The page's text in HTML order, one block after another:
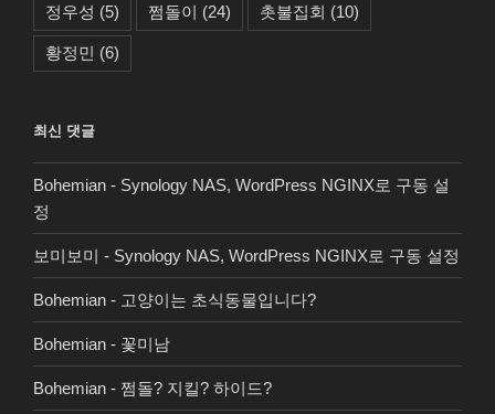
정우성 (5) 쩜돌이 (24) 촛불집회 (10)
황정민 (6)
최신 댓글
Bohemian - Synology NAS, WordPress NGINX로 구동 설
정
보미보미 - Synology NAS, WordPress NGINX로 구동 설정
Bohemian - 고양이는 초식동물입니다?
Bohemian - 꽃미남
Bohemian - 쩜돌? 지킬? 하이드?